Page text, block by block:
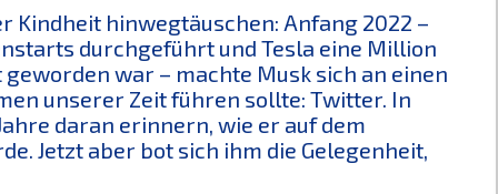
Kindheit hinwegtäuschen: Anfang 2022 –
durchgeführt und Tesla eine Million
war – machte Musk sich an einen
unserer Zeit führen sollte: Twitter. In
daran erinnern, wie er auf dem
Jetzt aber bot sich ihm die Gelegenheit,